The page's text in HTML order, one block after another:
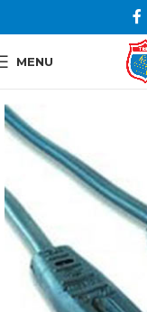
MENU